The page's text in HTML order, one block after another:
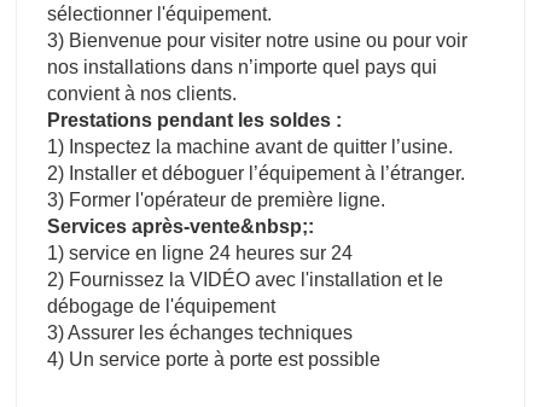
sélectionner l'équipement.
3) Bienvenue pour visiter notre usine ou pour voir
nos installations dans n’importe quel pays qui
convient à nos clients.
Prestations pendant les soldes :
1) Inspectez la machine avant de quitter l’usine.
2) Installer et déboguer l’équipement à l’étranger.
3) Former l'opérateur de première ligne.
Services après-vente&nbsp;:
1) service en ligne 24 heures sur 24
2) Fournissez la VIDÉO avec l'installation et le
débogage de l'équipement
3) Assurer les échanges techniques
4) Un service porte à porte est possible